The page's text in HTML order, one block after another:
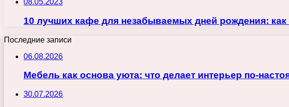
08.05.2023
10 лучших кафе для незабываемых дней рождения:
Последние записи
06.08.2026
Мебель как основа уюта: что делает интерьер по-
30.07.2026